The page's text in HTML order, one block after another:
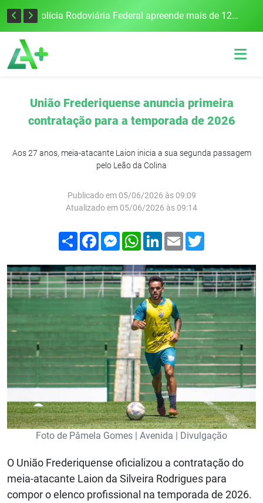
Tecnologia inovadora desenvolvida na UFSM/FW utiliza drones e IA para monitorar a qualidade da água Polícia Rodoviária Federal apreende mais de 120 quilos de maconha na BR-386, em Frederico Westphalen
União Frederiquense anuncia primeira
contratação para a temporada de 2026
Aos 27 anos, meia-atacante Laion inicia a sua segunda passagem
pelo Leão da Colina
Publicado em 05/06/2026 às 09:09
Atualizado em 05/06/2026 às 09:14
Compartilhar
FacebookMessenger
WhatsApp
LinkedIn
Email
Foto de Pâmela Gomes | Avenida | Divulgação
O União Frederiquense oficializou a contratação do
meia-atacante Laion da Silveira Rodrigues para
compor o elenco profissional na temporada de 2026.